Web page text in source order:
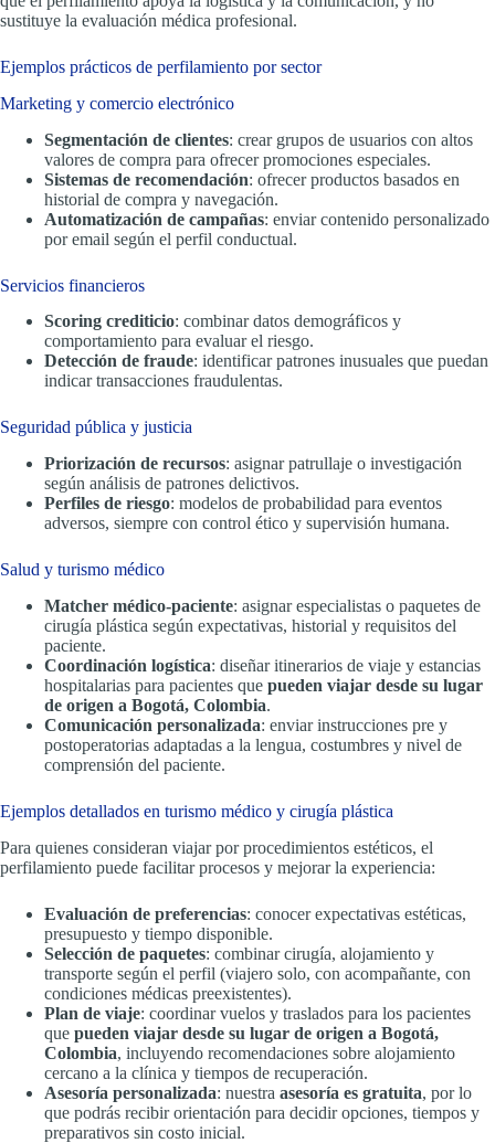
sustituye la evaluación médica profesional.
Ejemplos prácticos de perfilamiento por sector
Marketing y comercio electrónico
Segmentación de clientes: crear grupos de usuarios con altos
valores de compra para ofrecer promociones especiales.
Sistemas de recomendación: ofrecer productos basados en
historial de compra y navegación.
Automatización de campañas: enviar contenido personalizado
por email según el perfil conductual.
Servicios financieros
Scoring crediticio: combinar datos demográficos y
comportamiento para evaluar el riesgo.
Detección de fraude: identificar patrones inusuales que puedan
indicar transacciones fraudulentas.
Seguridad pública y justicia
Priorización de recursos: asignar patrullaje o investigación
según análisis de patrones delictivos.
Perfiles de riesgo: modelos de probabilidad para eventos
adversos, siempre con control ético y supervisión humana.
Salud y turismo médico
Matcher médico-paciente: asignar especialistas o paquetes de
cirugía plástica según expectativas, historial y requisitos del
paciente.
Coordinación logística: diseñar itinerarios de viaje y estancias
hospitalarias para pacientes que pueden viajar desde su lugar
de origen a Bogotá, Colombia.
Comunicación personalizada: enviar instrucciones pre y
postoperatorias adaptadas a la lengua, costumbres y nivel de
comprensión del paciente.
Ejemplos detallados en turismo médico y cirugía plástica
Para quienes consideran viajar por procedimientos estéticos, el
perfilamiento puede facilitar procesos y mejorar la experiencia:
Evaluación de preferencias: conocer expectativas estéticas,
presupuesto y tiempo disponible.
Selección de paquetes: combinar cirugía, alojamiento y
transporte según el perfil (viajero solo, con acompañante, con
condiciones médicas preexistentes).
Plan de viaje: coordinar vuelos y traslados para los pacientes
que pueden viajar desde su lugar de origen a Bogotá,
Colombia, incluyendo recomendaciones sobre alojamiento
cercano a la clínica y tiempos de recuperación.
Asesoría personalizada: nuestra asesoría es gratuita, por lo
que podrás recibir orientación para decidir opciones, tiempos y
preparativos sin costo inicial.